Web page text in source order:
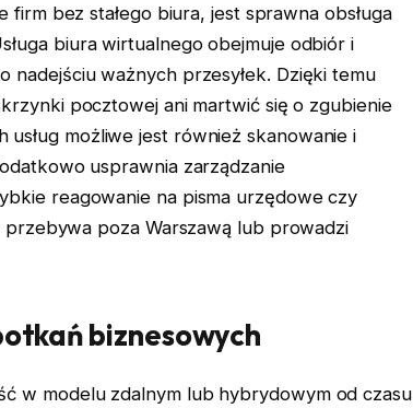
firm bez stałego biura, jest sprawna obsługa
biura wirtualnego obejmuje odbiór i
nadejściu ważnych przesyłek. Dzięki temu
pocztowej ani martwić się o zgubienie
możliwe jest również skanowanie i
usprawnia zarządzanie
reagowanie na pisma urzędowe czy
poza Warszawą lub prowadzi
biznesowych
w modelu zdalnym lub hybrydowym od czasu